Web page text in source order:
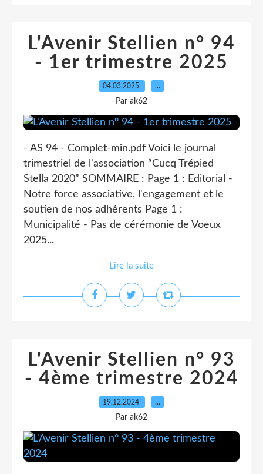
L'Avenir Stellien n° 94
- 1er trimestre 2025
04.03.2025 …
Par ak62
- AS 94 - Complet-min.pdf Voici le journal
trimestriel de l'association “Cucq Trépied
Stella 2020” SOMMAIRE : Page 1 : Editorial -
Notre force associative, l'engagement et le
soutien de nos adhérents Page 1 :
Municipalité - Pas de cérémonie de Voeux
2025...
Lire la suite
L'Avenir Stellien n° 93
- 4ème trimestre 2024
19.12.2024 …
Par ak62